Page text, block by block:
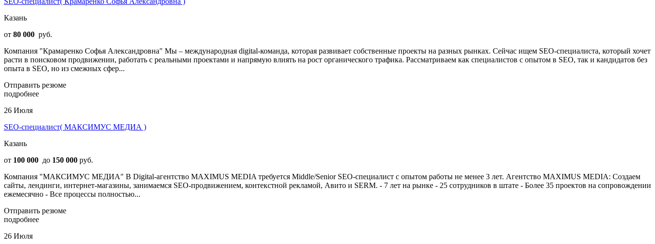
Казань
от 80 000 руб.
Компания "Крамаренко Софья Александровна" Мы – международная digital-команда, которая развивает собственные проекты на разных рынках. Сейчас ищем SEO-специалиста, который хочет
расти в поисковом продвижении, работать с реальными проектами и напрямую влиять на рост органического трафика. Рассматриваем как специалистов с опытом в SEO, так и кандидатов без
опыта в SEO, но из смежных сфер...
Отправить резюме
подробнее
26 Июля
SEO-специалист( МАКСИМУС МЕДИА )
Казань
от 100 000 до 150 000 руб.
Компания "МАКСИМУС МЕДИА" В Digital-агентство MAXIMUS MEDIA требуется Middle/Senior SEO-специалист с опытом работы не менее 3 лет. Агентство MAXIMUS MEDIA: Создаем
сайты, лендинги, интернет-магазины, занимаемся SEO-продвижением, контекстной рекламой, Авито и SERM. - 7 лет на рынке -‍ 25 сотрудников в штате - Более 35 проектов на сопровождении
ежемесячно - Все процессы полностью...
Отправить резюме
подробнее
26 Июля